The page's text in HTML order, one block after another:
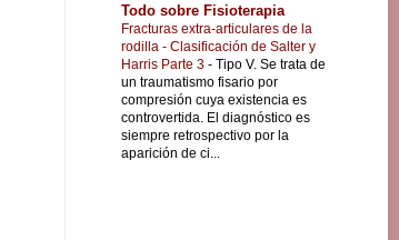
Todo sobre Fisioterapia
Fracturas extra-articulares de la
rodilla - Clasificación de Salter y
Harris Parte 3 - Tipo V. Se trata de
un traumatismo fisario por
compresión cuya existencia es
controvertida. El diagnóstico es
siempre retrospectivo por la
aparición de ci...